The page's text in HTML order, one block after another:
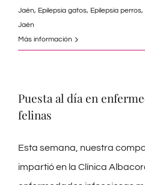
Jaén, Epilepsia gatos, Epilepsia perros,
Jaén
Más información
Puesta al día en
felinas
Esta semana, nuestra
impartió en la Clínica